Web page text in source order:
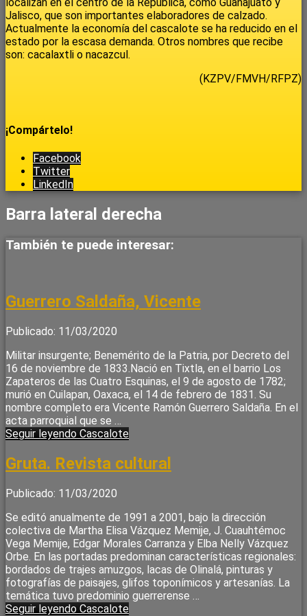
Jalisco, que son importantes elaboradores de calzado.
Actualmente la economía del cascalote se ha reducido en el
estado por la escasa demanda. Otros nombres que recibe
son: cacalaxtli o nacazcul.
(KZPV/FMVH/RFPZ)
¡Compártelo!
Facebook
Twitter
LinkedIn
Barra lateral derecha
También te puede interesar:
Guerrero Saldaña, Vicente
Publicado: 11/03/2020
Militar insurgente; Benemérito de la Patria, por Decreto del
16 de noviembre de 1833.Nació en Tixtla, en el barrio Los
Zapateros de las Cuatro Esquinas, el 9 de agosto de 1782;
murió en Cuilapan, Oaxaca, el 14 de febrero de 1831. Su
nombre completo era Vicente Ramón Guerrero Saldaña. En el
acta parroquial que se …
Seguir leyendo Cascalote
Gruta. Revista cultural
Publicado: 11/03/2020
Se editó anualmente de 1991 a 2001, bajo la dirección
colectiva de Martha Elisa Vázquez Memije, J. Cuauhtémoc
Vega Memije, Edgar Morales Carranza y Elba Nelly Vázquez
Orbe. En las portadas predominan características regionales:
bordados de trajes amuzgos, lacas de Olinalá, pinturas y
fotografías de paisajes, glifos toponímicos y artesanías. La
temática tuvo predominio guerrerense …
Seguir leyendo Cascalote